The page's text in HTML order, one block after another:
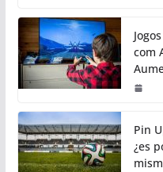
com
Pin
¿es